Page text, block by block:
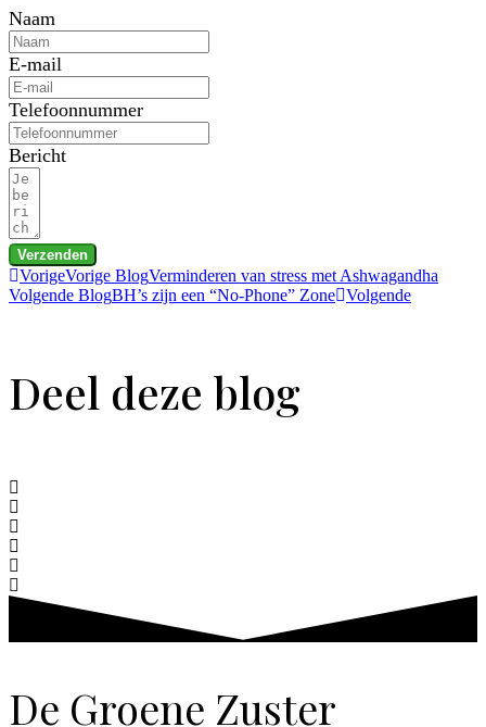
Naam
E-mail
Telefoonnummer
Bericht
Verzenden
VorigeVorige BlogVerminderen van stress met Ashwagandha
Volgende BlogBH’s zijn een “No-Phone” Zone Volgende
Deel deze blog
De Groene Zuster